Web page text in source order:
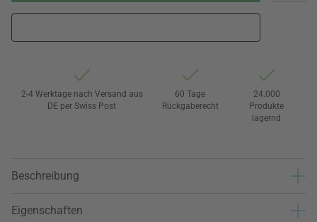
2-4 Werktage nach Versand aus
DE per Swiss Post
60 Tage
Rückgaberecht
24.000
Produkte
lagernd
Beschreibung
Eigenschaften